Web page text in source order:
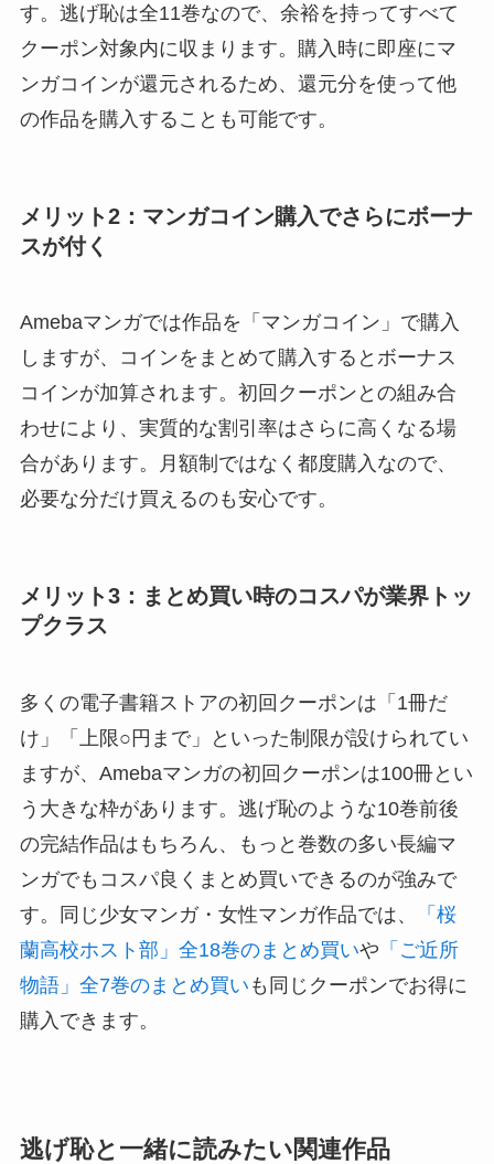
す。逃げ恥は全11巻なので、余裕を持ってすべて
クーポン対象内に収まります。購入時に即座にマ
ンガコインが還元されるため、還元分を使って他
の作品を購入することも可能です。
メリット2：マンガコイン購入でさらにボーナ
スが付く
Amebaマンガでは作品を「マンガコイン」で購入
しますが、コインをまとめて購入するとボーナス
コインが加算されます。初回クーポンとの組み合
わせにより、実質的な割引率はさらに高くなる場
合があります。月額制ではなく都度購入なので、
必要な分だけ買えるのも安心です。
メリット3：まとめ買い時のコスパが業界トッ
プクラス
多くの電子書籍ストアの初回クーポンは「1冊だ
け」「上限○円まで」といった制限が設けられてい
ますが、Amebaマンガの初回クーポンは100冊とい
う大きな枠があります。逃げ恥のような10巻前後
の完結作品はもちろん、もっと巻数の多い長編マ
ンガでもコスパ良くまとめ買いできるのが強みで
す。同じ少女マンガ・女性マンガ作品では、
「桜
蘭高校ホスト部」全18巻のまとめ買いや 「ご近所
物語」全7巻のまとめ買い も同じクーポンでお得に
購入できます。
逃げ恥と一緒に読みたい関連作品